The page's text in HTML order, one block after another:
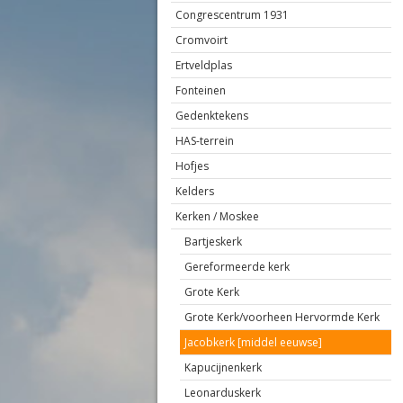
Congrescentrum 1931
Cromvoirt
Ertveldplas
Fonteinen
Gedenktekens
HAS-terrein
Hofjes
Kelders
Kerken / Moskee
Bartjeskerk
Gereformeerde kerk
Grote Kerk
Grote Kerk/voorheen Hervormde Kerk
Jacobkerk [middel eeuwse]
Kapucijnenkerk
Leonarduskerk